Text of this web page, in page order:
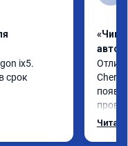
ix5.
срок
«Чип
Chery